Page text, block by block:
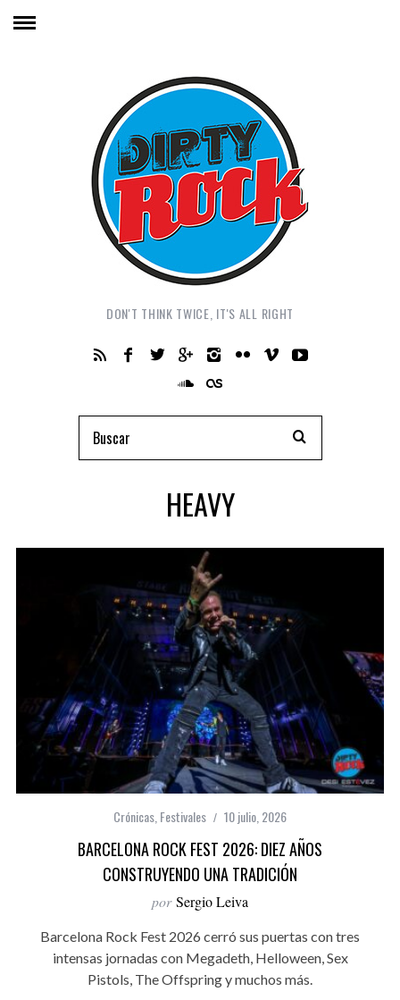
DON'T THINK TWICE, IT'S ALL RIGHT
HEAVY
Crónicas Festivales 10 julio, 2026
BARCELONA ROCK FEST 2026: DIEZ AÑOS
CONSTRUYENDO UNA TRADICIÓN
por Sergio Leiva
Barcelona Rock Fest 2026 cerró sus puertas con tres
intensas jornadas con Megadeth, Helloween, Sex
Pistols, The Offspring y muchos más.